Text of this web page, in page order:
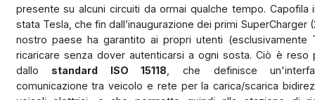
presente su alcuni circuiti da ormai qualche tempo. Capofila
stata Tesla, che fin dall’inaugurazione dei primi SuperCharger
nostro paese ha garantito ai propri utenti (esclusivamente
ricaricare senza dover autenticarsi a ogni sosta. Ciò è reso
dallo standard ISO 15118 , che definisce
comunicazione tra veicolo e rete per la carica/scarica